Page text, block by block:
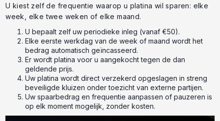
U kiest zelf de frequentie waarop u platina wil sparen: elke
week, elke twee weken of elke maand.
U bepaalt zelf uw periodieke inleg (vanaf €50).
Elke eerste werkdag van de week of maand wordt het
bedrag automatisch geïncasseerd.
Er wordt platina voor u aangekocht tegen de dan
geldende prijs.
Uw platina wordt direct verzekerd opgeslagen in streng
beveiligde kluizen onder toezicht van externe partijen.
Uw spaarbedrag en frequentie aanpassen of pauzeren is
op elk moment mogelijk, zonder kosten.